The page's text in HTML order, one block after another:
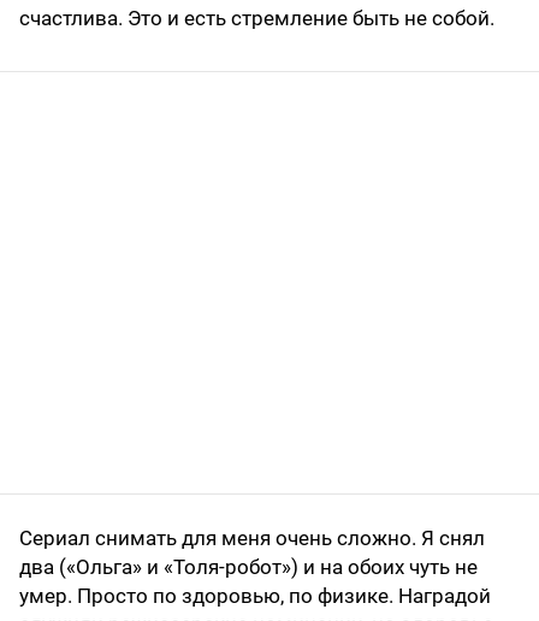
счастлива. Это и есть стремление быть не собой.
Сериал снимать для меня очень сложно. Я снял
два («Ольга» и «Толя-робот») и на обоих чуть не
умер. Просто по здоровью, по физике. Наградой